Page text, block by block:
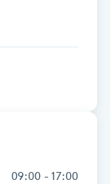
09:00 - 17:00